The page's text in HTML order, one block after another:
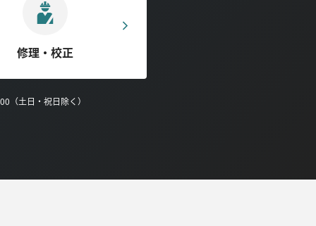
修理・校正
（土日・祝日除く）